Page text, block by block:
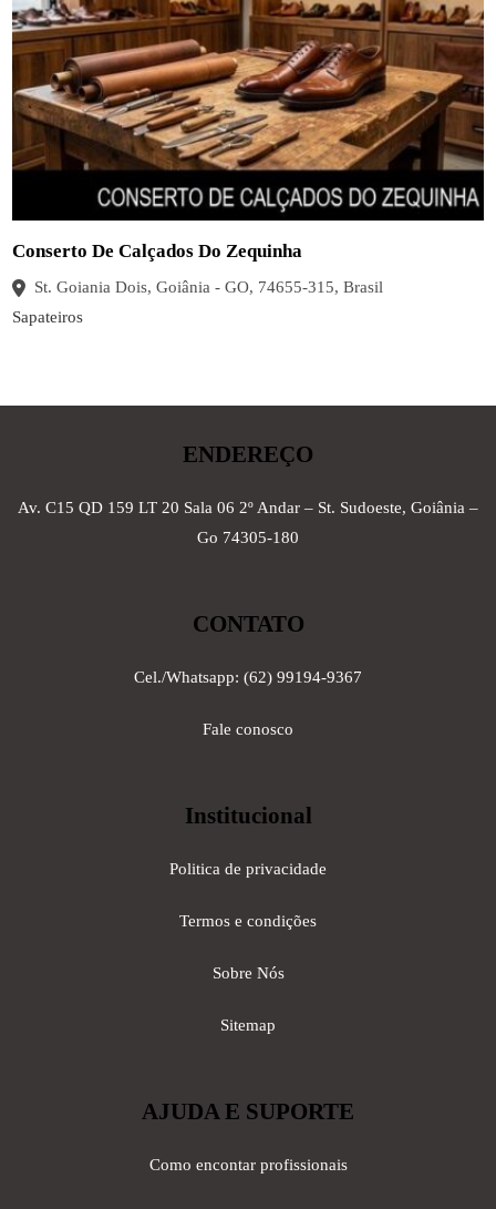
Conserto De Calçados Do Zequinha
St. Goiania Dois, Goiânia - GO, 74655-315, Brasil
Sapateiros
ENDEREÇO
Av. C15 QD 159 LT 20 Sala 06 2º Andar – St. Sudoeste, Goiânia –
Go 74305-180
CONTATO
Cel./Whatsapp: (62) 99194-9367
Fale conosco
Institucional
Politica de privacidade
Termos e condições
Sobre Nós
Sitemap
AJUDA E SUPORTE
Como encontar profissionais